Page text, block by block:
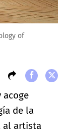
of
acoge
de la
al artista